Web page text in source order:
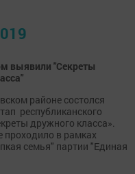
выявили "Секреты
районе состолся
республиканского
дружного класса».
проходило в рамках
семья" партии "Единая